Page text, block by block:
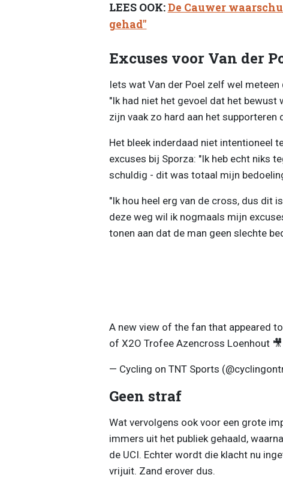
LEES OOK:De Cauwer
gehad"
Excuses voor Van der
Iets wat Van der Poel zelf wel
"Ik had niet het gevoel dat het bewust
zijn vaak zo hard aan het supporteren
Het bleek inderdaad niet intentioneel
excuses bij Sporza: "Ik heb echt niks
schuldig - dit was totaal mijn
"Ik hou heel erg van de cross, dus dit
deze weg wil ik nogmaals mijn
tonen aan dat de man geen slechte
A new view of the fan that appeared
of X2O Trofee Azencross Loenhout 🎥
— Cycling on TNT Sports
Geen straf
Wat vervolgens ook voor een grote
immers uit het publiek gehaald,
de UCI. Echter wordt die klacht nu
vrijuit. Zand erover dus.